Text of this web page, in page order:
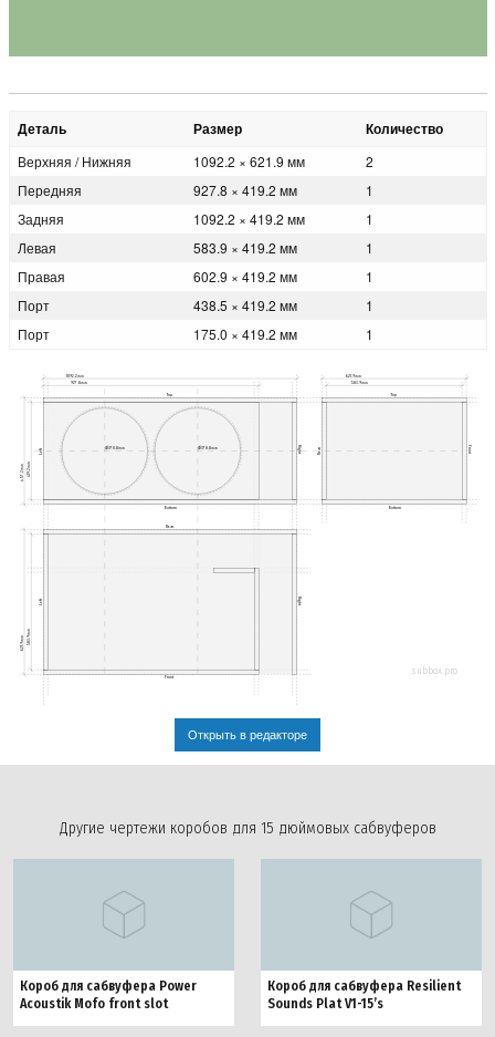
Деталь Размер Количество
Верхняя / Нижняя 1092.2 × 621.9 мм
2
Передняя
927.8 × 419.2 мм
1
Задняя
1092.2 × 419.2 мм
1
Левая
583.9 × 419.2 мм
1
Правая
602.9 × 419.2 мм
1
Порт
438.5 × 419.2 мм
1
Порт
175.0 × 419.2 мм 1
Ø370.8мм
Ø370.8мм
1092.2мм
927.8мм
621.9мм
583.9мм
621.9мм 583.9мм
457.2мм 419.2мм
Top Top
Bottom Bottom
Rear
Front
Left Right Rear Front
Left Right
subbox.pro
Открыть в редакторе
Другие чертежи коробов для 15 дюймовых сабвуферов
Короб для сабвуфера Power
Acoustik Mofo front slot
Короб для сабвуфера Resilient
Sounds Plat V1-15’s